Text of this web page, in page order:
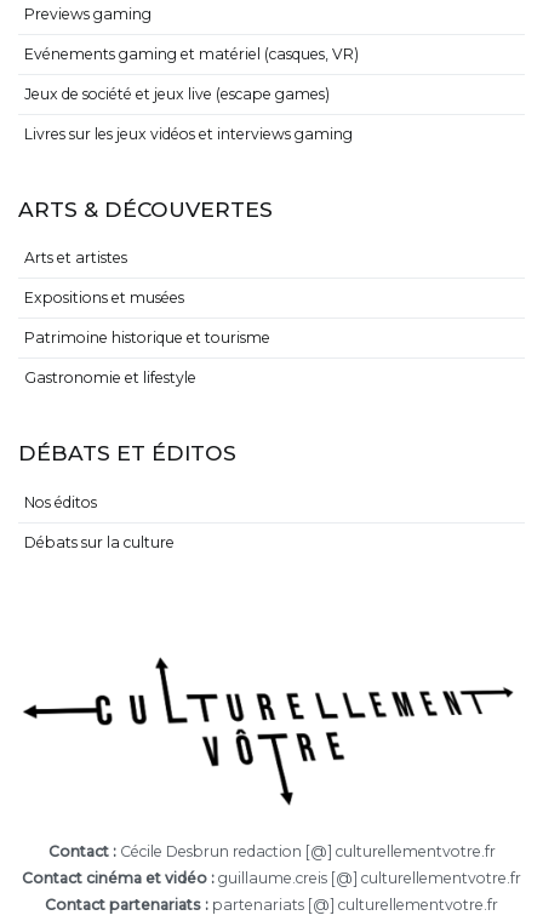
Previews gaming
Evénements gaming et matériel (casques, VR)
Jeux de société et jeux live (escape games)
Livres sur les jeux vidéos et interviews gaming
ARTS & DÉCOUVERTES
Arts et artistes
Expositions et musées
Patrimoine historique et tourisme
Gastronomie et lifestyle
DÉBATS ET ÉDITOS
Nos éditos
Débats sur la culture
Contact :Cécile Desbrun redaction [@] culturellementvotre.fr
Contact cinéma et vidéo : guillaume.creis [@] culturellementvotre.fr
Contact partenariats : partenariats [@] culturellementvotre.fr